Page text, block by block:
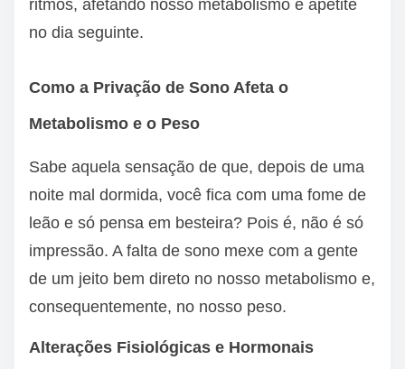
ritmos, afetando nosso metabolismo e apetite
no dia seguinte.
Como a Privação de Sono Afeta o
Metabolismo e o Peso
Sabe aquela sensação de que, depois de uma
noite mal dormida, você fica com uma fome de
leão e só pensa em besteira? Pois é, não é só
impressão. A falta de sono mexe com a gente
de um jeito bem direto no nosso metabolismo e,
consequentemente, no nosso peso.
Alterações Fisiológicas e Hormonais